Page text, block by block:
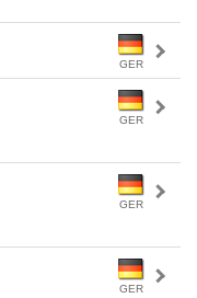
GER
GER
GER
GER